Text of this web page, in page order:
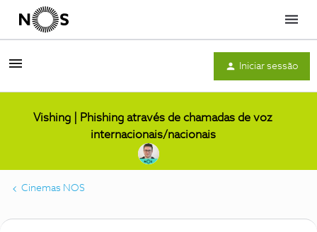
Menu
Iniciar sessão
Vishing | Phishing através de chamadas de voz
internacionais/nacionais
Cinemas NOS